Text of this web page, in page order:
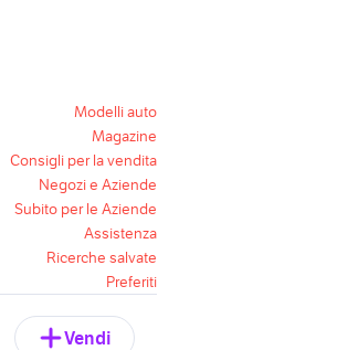
Modelli auto
Magazine
Consigli per la vendita
Negozi e Aziende
Subito per le Aziende
Assistenza
Ricerche salvate
Preferiti
Vendi